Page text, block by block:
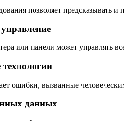
позволяет предсказывать
или панели может управлять
технологии
ошибки, вызванные
данных